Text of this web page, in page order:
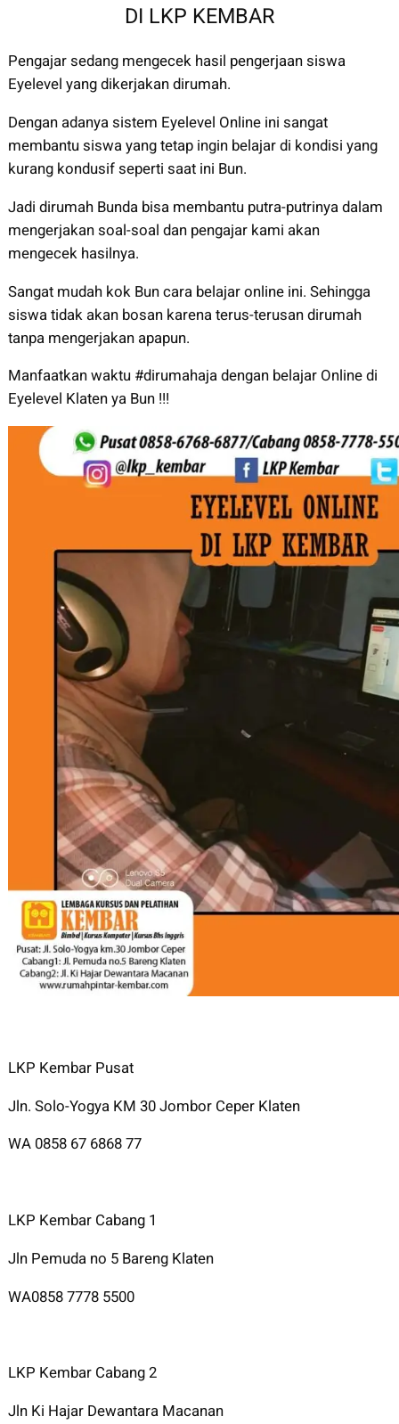
DI LKP KEMBAR
Pengajar sedang mengecek hasil pengerjaan siswa
Eyelevel yang dikerjakan dirumah.
Dengan adanya sistem Eyelevel Online ini sangat
membantu siswa yang tetap ingin belajar di kondisi yang
kurang kondusif seperti saat ini Bun.
Jadi dirumah Bunda bisa membantu putra-putrinya dalam
mengerjakan soal-soal dan pengajar kami akan
mengecek hasilnya.
Sangat mudah kok Bun cara belajar online ini. Sehingga
siswa tidak akan bosan karena terus-terusan dirumah
tanpa mengerjakan apapun.
Manfaatkan waktu #dirumahaja dengan belajar Online di
Eyelevel Klaten ya Bun !!!
LKP Kembar Pusat
Jln. Solo-Yogya KM 30 Jombor Ceper Klaten
WA 0858 67 6868 77
LKP Kembar Cabang 1
Jln Pemuda no 5 Bareng Klaten
WA0858 7778 5500
LKP Kembar Cabang 2
Jln Ki Hajar Dewantara Macanan